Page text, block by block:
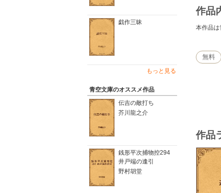
戯作三昧
もっと見る
青空文庫のオススメ作品
伝吉の敵打ち
芥川龍之介
銭形平次捕物控294
井戸端の逢引
野村胡堂
作品
本作品
無料
作